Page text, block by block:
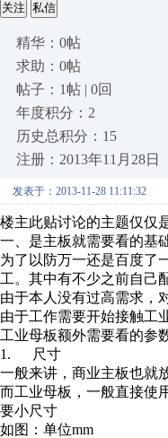
关注 私信
精华：0帖
求助：0帖
帖子：1帖 | 0回
年度积分：2
历史总积分：15
注册：2013年11月28日
发表于：2013-11-28 11:11:32
楼主此贴讨论的主题仅仅
一、是主板就需要看的基
为了以防万一还是百度了
工。其中有不少之前自己
由于本人没有过高需求，
由于工作需要开始接触工
工业母板额外需要看的参
1. 尺寸
一般来讲，商业主板也就
而工业母板，一般直接使
要小尺寸
如图：单位mm